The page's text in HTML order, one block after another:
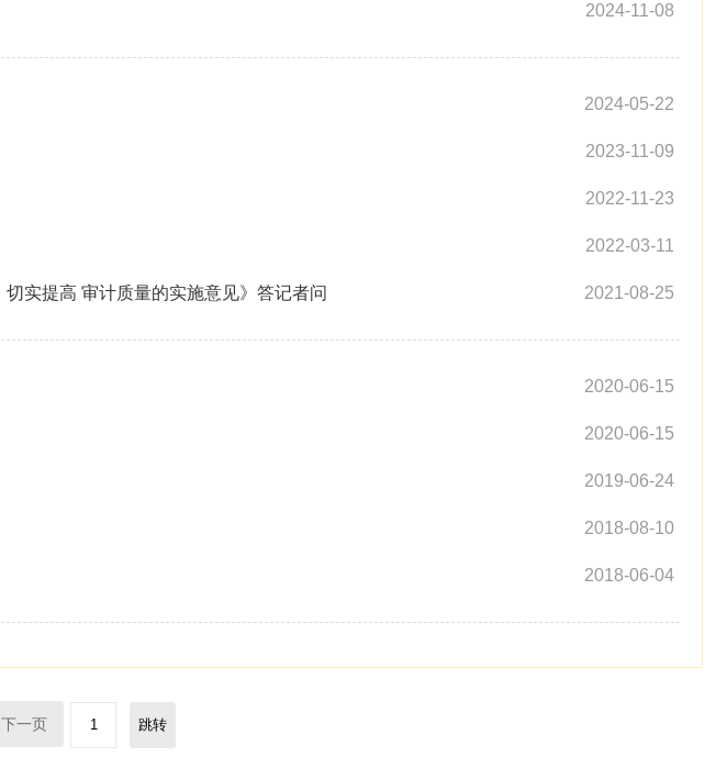
2024-11-08
2024-05-22
2023-11-09
2022-11-23
2022-03-11
实提高 审计质量的实施意见》答记者问 2021-08-25
2020-06-15
2020-06-15
2019-06-24
2018-08-10
2018-06-04
下一页